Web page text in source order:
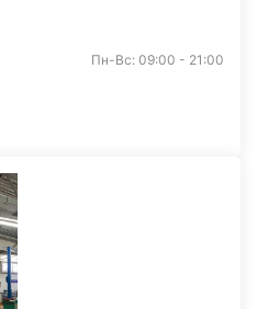
Пн-Вс: 09:00 - 21:00